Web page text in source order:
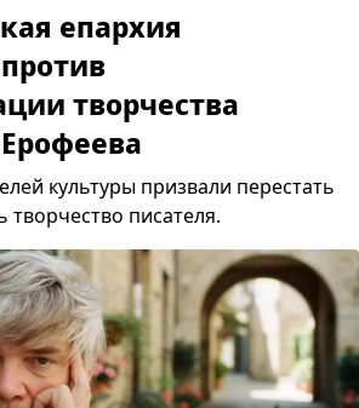
епархия
творчества
культуры призвали перестать
творчество писателя.